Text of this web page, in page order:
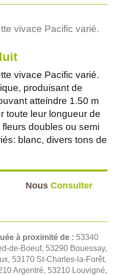
vivace Pacific varié.
vivace Pacific varié.
produisant de
atteindre 1.50 m
toute leur longueur de
doubles ou semi
blanc, divers tons de
Nous Consulter
à proximité de : 53340
de-Boeuf, 53290 Bouessay,
53170 St-Charles-la-Forêt,
Argentré, 53210 Louvigné,